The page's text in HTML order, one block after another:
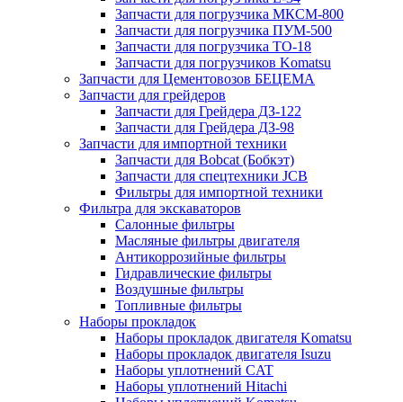
Запчасти для погрузчика МКСМ-800
Запчасти для погрузчика ПУМ-500
Запчасти для погрузчика ТО-18
Запчасти для погрузчиков Komatsu
Запчасти для Цементовозов БЕЦЕМА
Запчасти для грейдеров
Запчасти для Грейдера ДЗ-122
Запчасти для Грейдера ДЗ-98
Запчасти для импортной техники
Запчасти для Bobcat (Бобкэт)
Запчасти для спецтехники JCB
Фильтры для импортной техники
Фильтра для экскаваторов
Салонные фильтры
Масляные фильтры двигателя
Антикоррозийные фильтры
Гидравлические фильтры
Воздушные фильтры
Топливные фильтры
Наборы прокладок
Наборы прокладок двигателя Komatsu
Наборы прокладок двигателя Isuzu
Наборы уплотнений CAT
Наборы уплотнений Hitachi